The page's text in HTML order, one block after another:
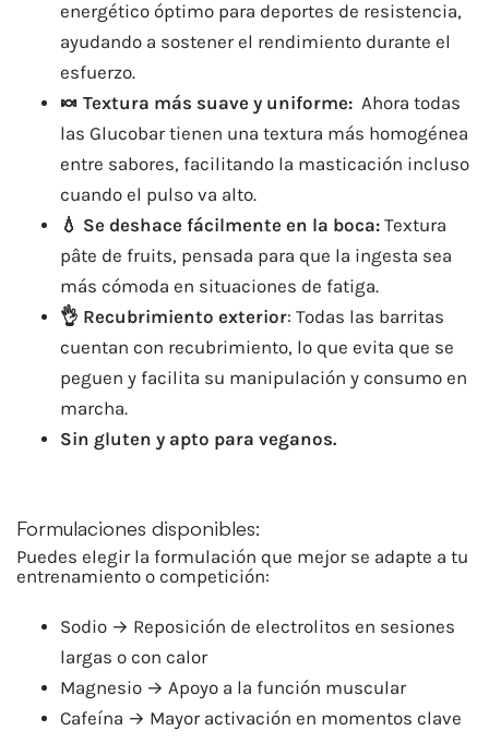
energético óptimo para deportes de resistencia,
ayudando a sostener el rendimiento durante el
esfuerzo.
🍬 Textura más suave y uniforme: Ahora todas
las Glucobar tienen una textura más homogénea
entre sabores, facilitando la masticación incluso
cuando el pulso va alto.
💧 Se deshace fácilmente en la boca: Textura
pâte de fruits, pensada para que la ingesta sea
más cómoda en situaciones de fatiga.
👌 Recubrimiento exterior: Todas las barritas
cuentan con recubrimiento, lo que evita que se
peguen y facilita su manipulación y consumo en
marcha.
Sin gluten y apto para veganos.
Formulaciones disponibles:
Puedes elegir la formulación que mejor se adapte a tu
entrenamiento o competición:
Sodio → Reposición de electrolitos en sesiones
largas o con calor
Magnesio → Apoyo a la función muscular
Cafeína → Mayor activación en momentos clave